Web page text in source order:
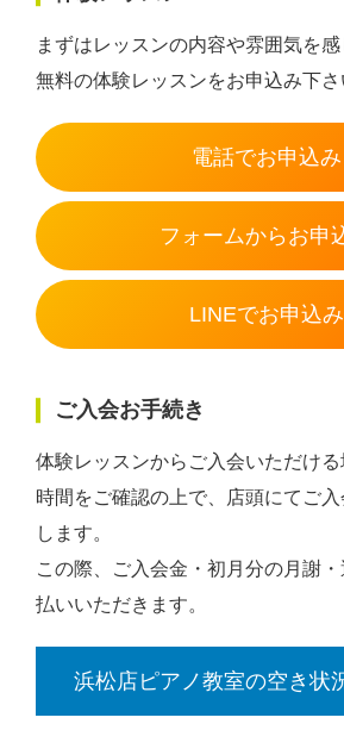
まずはレッスンの内容や雰囲気を感
無料の体験レッスンをお申込み下さ
電話でお申込み
フォームからお申
LINEでお申込み
ご入会お手続き
体験レッスンからご入会いただけ
時間をご確認の上で、店頭にてご
します。
この際、ご入会金・初月分の月謝
払いいただきます。
浜松店ピアノ教室の空き状